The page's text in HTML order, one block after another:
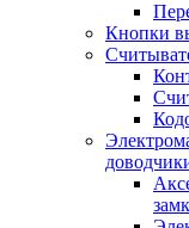
Кнопки